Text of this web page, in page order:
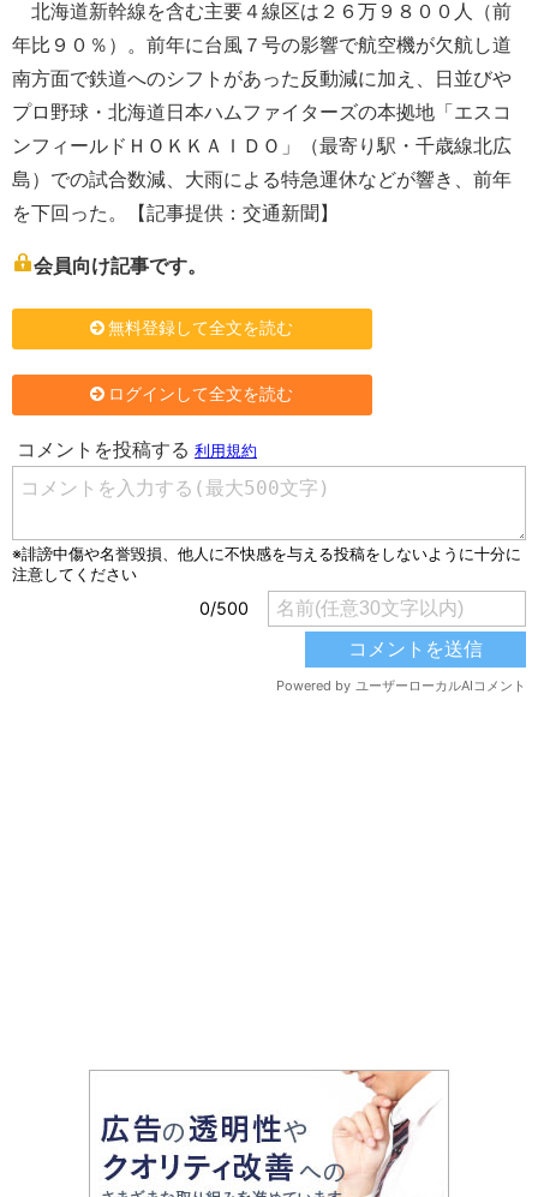
北海道新幹線を含む主要４線区は２６万９８００人（前
年比９０％）。前年に台風７号の影響で航空機が欠航し道
南方面で鉄道へのシフトがあった反動減に加え、日並びや
プロ野球・北海道日本ハムファイターズの本拠地「エスコ
ンフィールドＨＯＫＫＡＩＤＯ」（最寄り駅・千歳線北広
島）での試合数減、大雨による特急運休などが響き、前年
を下回った。【記事提供：交通新聞】
会員向け記事です。
無料登録して全文を読む
ログインして全文を読む